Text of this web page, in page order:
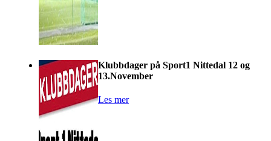
Klubbdager på Sport1 Nittedal 12 og
13.November
Les mer